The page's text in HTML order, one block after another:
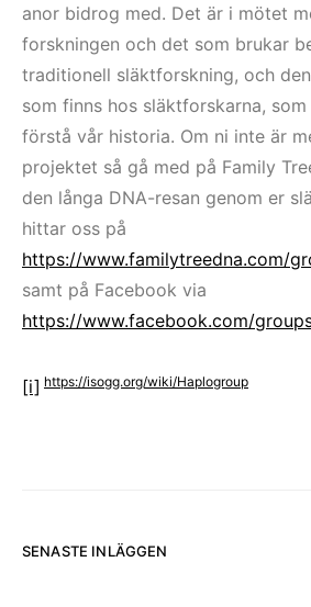
anor bidrog med. Det är i mötet
forskningen och det som brukar
traditionell släktforskning, och
som finns hos släktforskarna,
förstå vår historia. Om ni inte är
projektet så gå med på Family
den långa DNA-resan genom er
hittar oss på
https://www.familytreedna.com/
samt på Facebook via
https://www.facebook.com/
[i] https://isogg.org/wiki/Haplogroup
SENASTE INLÄGGEN